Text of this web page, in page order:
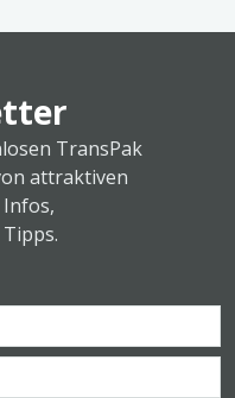
TransPak
attraktiven